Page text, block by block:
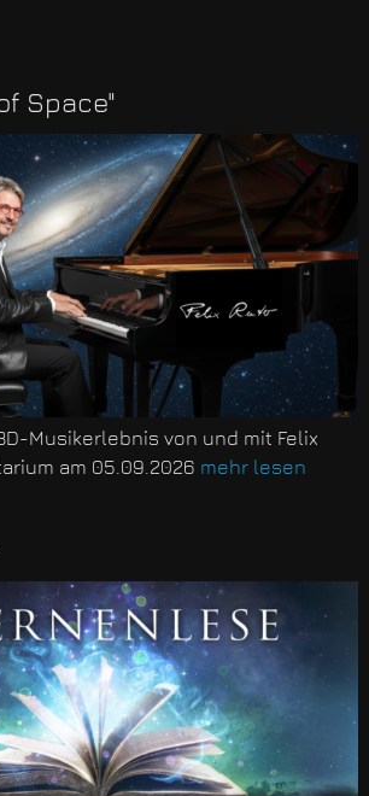
Space"
Musikerlebnis von und mit Felix
am 05.09.2026 mehr lesen